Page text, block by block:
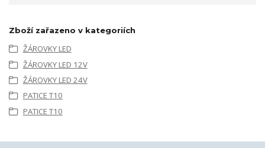
Zboží zařazeno v kategoriích
ŽÁROVKY LED
ŽÁROVKY LED 12V
ŽÁROVKY LED 24V
PATICE T10
PATICE T10